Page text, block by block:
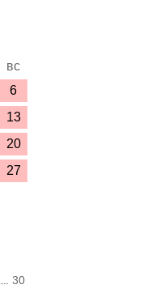
вс
6
13
20
27
30